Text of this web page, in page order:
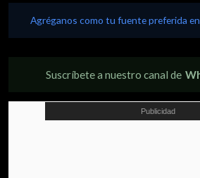
Agréganos como tu fuente preferida en
Suscríbete a nuestro canal de